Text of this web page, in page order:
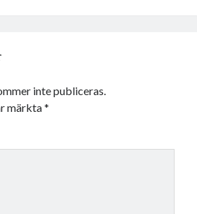
inte publiceras.
märkta*